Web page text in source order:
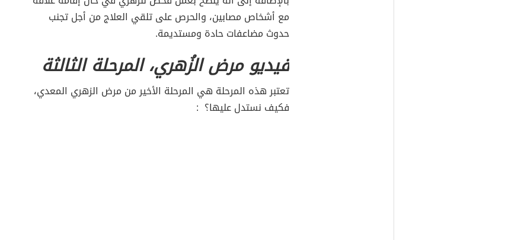
مع أشخاص مصابين، والحرص على تلقي العلاج من أجل تجنب
حدوث مضاعفات حادة ومستديمة.
فيديو مرض الزُهري، المرحلة الثالثة
تعتبر هذه المرحلة هي المرحلة الأخير من مرض الزهري المعدي،
فكيف نستدل عليها؟ :